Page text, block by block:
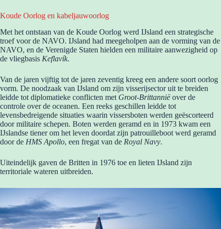
Koude Oorlog en kabeljauwoorlog
Met het ontstaan van de Koude Oorlog werd IJsland een strategische
troef voor de NAVO. IJsland had meegeholpen aan de vorming van de
NAVO, en de Verenigde Staten hielden een militaire aanwezigheid op
de vliegbasis Keflavík.
Van de jaren vijftig tot de jaren zeventig kreeg een andere soort oorlog
vorm. De noodzaak van IJsland om zijn visserijsector uit te breiden
leidde tot diplomatieke conflicten met Groot-Brittannië over de
controle over de oceanen. Een reeks geschillen leidde tot
levensbedreigende situaties waarin vissersboten werden geëscorteerd
door militaire schepen. Boten werden geramd en in 1973 kwam een
IJslandse tiener om het leven doordat zijn patrouilleboot werd geramd
door de HMS Apollo, een fregat van de Royal Navy.
Uiteindelijk gaven de Britten in 1976 toe en lieten IJsland zijn
territoriale wateren uitbreiden.